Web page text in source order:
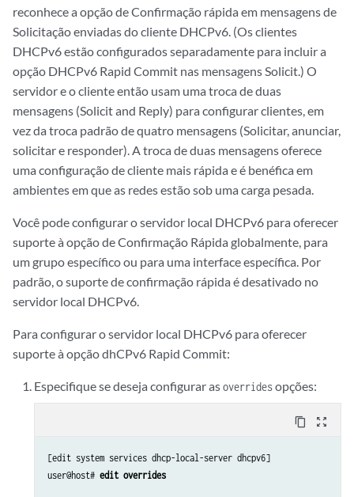
reconhece a opção de Confirmação rápida em mensagens de
Solicitação enviadas do cliente DHCPv6. (Os clientes
DHCPv6 estão configurados separadamente para incluir a
opção DHCPv6 Rapid Commit nas mensagens Solicit.) O
servidor e o cliente então usam uma troca de duas
mensagens (Solicit and Reply) para configurar clientes, em
vez da troca padrão de quatro mensagens (Solicitar, anunciar,
solicitar e responder). A troca de duas mensagens oferece
uma configuração de cliente mais rápida e é benéfica em
ambientes em que as redes estão sob uma carga pesada.
Você pode configurar o servidor local DHCPv6 para oferecer
suporte à opção de Confirmação Rápida globalmente, para
um grupo específico ou para uma interface específica. Por
padrão, o suporte de confirmação rápida é desativado no
servidor local DHCPv6.
Para configurar o servidor local DHCPv6 para oferecer
suporte à opção dhCPv6 Rapid Commit:
Especifique se deseja configurar asoverridesopções:
content_copy zoom_out_map
[edit system services dhcp-local-server dhcpv6]
user@host# edit overrides